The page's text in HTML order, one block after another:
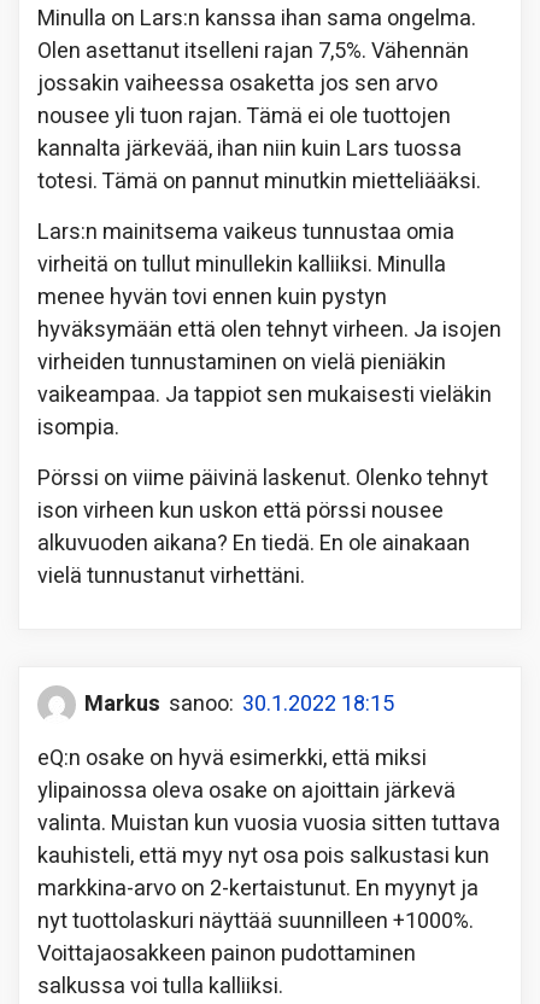
Minulla on Lars:n kanssa ihan sama ongelma.
Olen asettanut itselleni rajan 7,5%. Vähennän
jossakin vaiheessa osaketta jos sen arvo
nousee yli tuon rajan. Tämä ei ole tuottojen
kannalta järkevää, ihan niin kuin Lars tuossa
totesi. Tämä on pannut minutkin mietteliääksi.
Lars:n mainitsema vaikeus tunnustaa omia
virheitä on tullut minullekin kalliiksi. Minulla
menee hyvän tovi ennen kuin pystyn
hyväksymään että olen tehnyt virheen. Ja isojen
virheiden tunnustaminen on vielä pieniäkin
vaikeampaa. Ja tappiot sen mukaisesti vieläkin
isompia.
Pörssi on viime päivinä laskenut. Olenko tehnyt
ison virheen kun uskon että pörssi nousee
alkuvuoden aikana? En tiedä. En ole ainakaan
vielä tunnustanut virhettäni.
Markus sanoo: 30.1.2022 18:15
eQ:n osake on hyvä esimerkki, että miksi
ylipainossa oleva osake on ajoittain järkevä
valinta. Muistan kun vuosia vuosia sitten tuttava
kauhisteli, että myy nyt osa pois salkustasi kun
markkina-arvo on 2-kertaistunut. En myynyt ja
nyt tuottolaskuri näyttää suunnilleen +1000%.
Voittajaosakkeen painon pudottaminen
salkussa voi tulla kalliiksi.